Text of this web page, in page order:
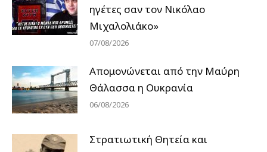
ηγέτες σαν τον Νικόλαο
Μιχαλολιάκο»
07/08/2026
Απομονώνεται από την Μαύρη
Θάλασσα η Ουκρανία
06/08/2026
Στρατιωτική Θητεία και